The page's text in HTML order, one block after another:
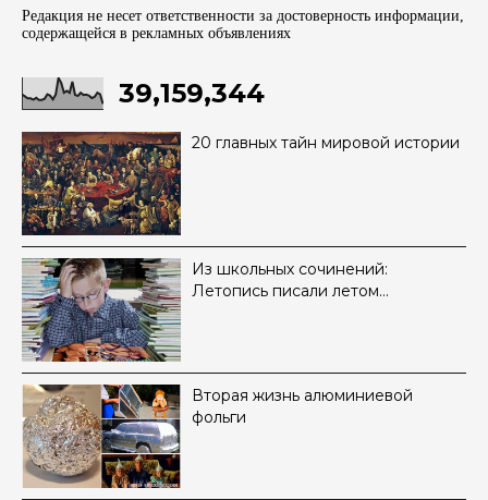
Редакция не несет ответственности за достоверность информации,
содержащейся в рекламных объявленияx
39,159,344
20 главных тайн мировой истории
Из школьных сочинений:
Летопись писали летом…
Вторая жизнь алюминиевой
фольги